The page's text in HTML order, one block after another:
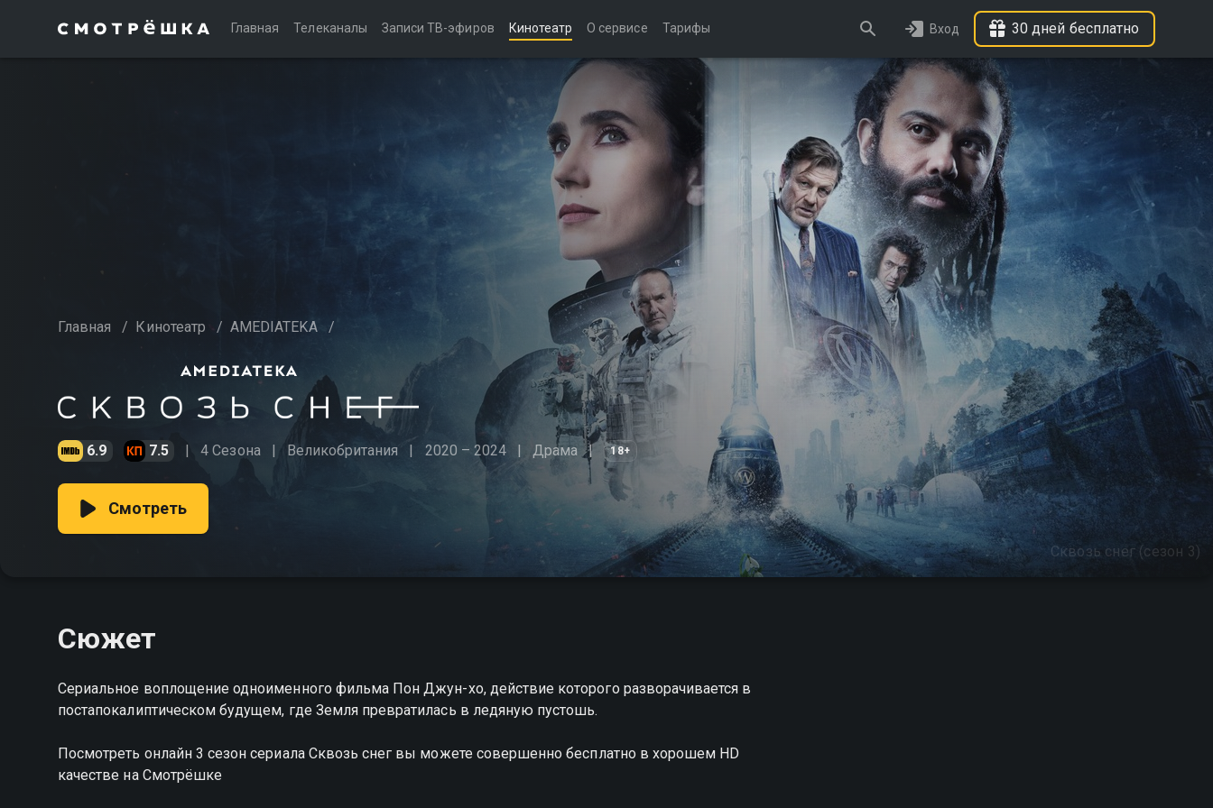
Главная Телеканалы Записи ТВ-эфиров Кинотеатр О сервисе Тарифы Вход 30 дней бесплатно
Главная / Кинотеатр / AMEDIATEKA /
6.9 7.5 4 Сезона Великобритания 2020 – 2024 Драма 18+
Сквозь снег (сезон 3)
Смотреть
Сюжет
Сериальное воплощение одноименного фильма Пон Джун-хо, действие которого разворачивается в
постапокалиптическом будущем, где Земля превратилась в ледяную пустошь.
Посмотреть онлайн 3 сезон сериала Сквозь снег вы можете совершенно бесплатно в хорошем HD
качестве на Смотрёшке